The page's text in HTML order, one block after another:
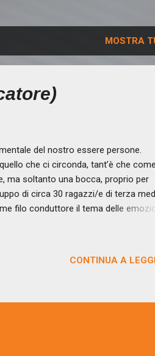
MOSTRA
del nostro essere persone.
che ci circonda, tant’è che
ma soltanto una bocca, proprio per
di circa 30 ragazzi/e di terza
filo conduttore il tema delle
me, cosa pensano e come ci
grazie alle espressioni
o richiedono una diversa
CONTINUA A